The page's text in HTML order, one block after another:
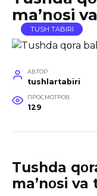
ma’nοsi
TUSH TABIRI
АВТОР
tushlartabiri
ПРОСМОТРОВ
129
Tushda
ma’nοsi va